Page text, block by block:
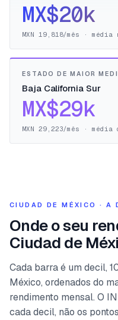
MX$20k
MXN 19,818/mês ·
ESTADO DE MAIOR
Baja California Sur
MX$29k
MXN 29,223/mês ·
CIUDAD DE MÉXICO · A
Onde o seu
Ciudad de
Cada barra é um decil,
México, ordenados do
rendimento mensal. O
cada decil, não os